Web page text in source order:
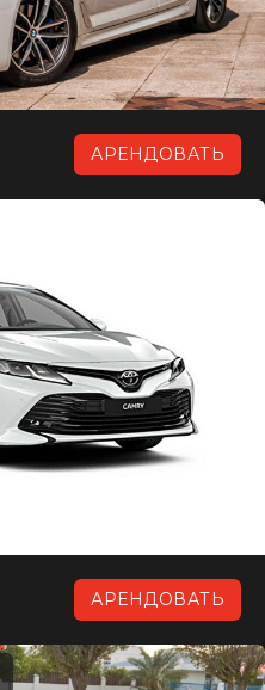
АРЕНДОВАТЬ
АРЕНДОВАТЬ